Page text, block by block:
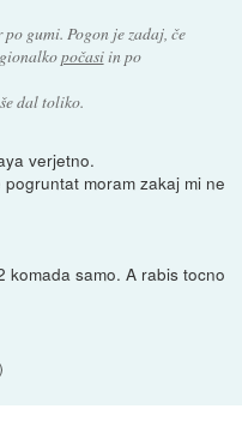
gumi. Pogon je zadaj, če
počasiin po
dal toliko.
verjetno.
moram zakaj mi ne
komada samo. A rabis tocno
)